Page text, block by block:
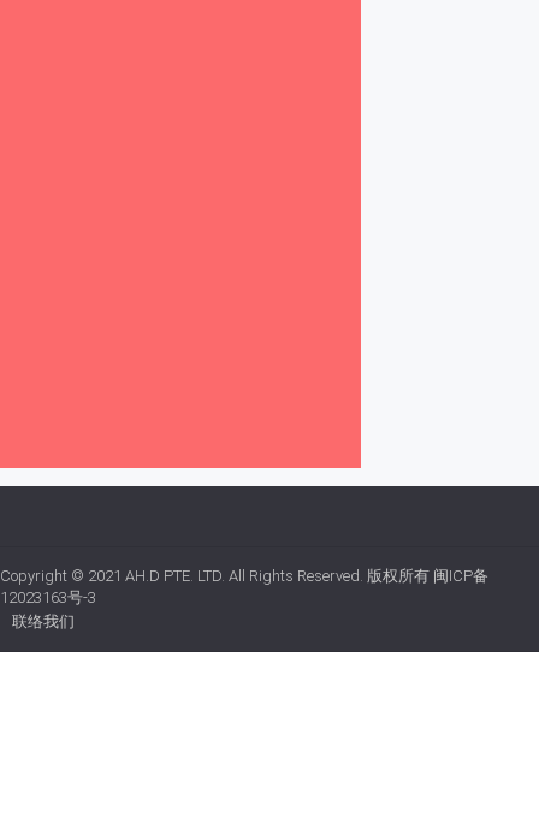
Copyright © 2021 AH.D PTE. LTD. All Rights Reserved. 版权所有 闽ICP备
12023163号-3
联络我们